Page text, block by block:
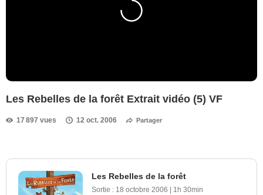
Les Rebelles de la forêt Extrait vidéo (5) VF
17 897 vues 12 oct. 2006 Partager
Les Rebelles de la forêt
Sortie : 18 octobre 2006 | 1h 30min